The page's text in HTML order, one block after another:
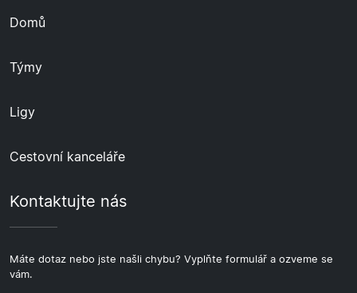
Domů
Týmy
Ligy
Cestovní kanceláře
Kontaktujte nás
Máte dotaz nebo jste našli chybu? Vyplňte formulář a ozveme se
vám.